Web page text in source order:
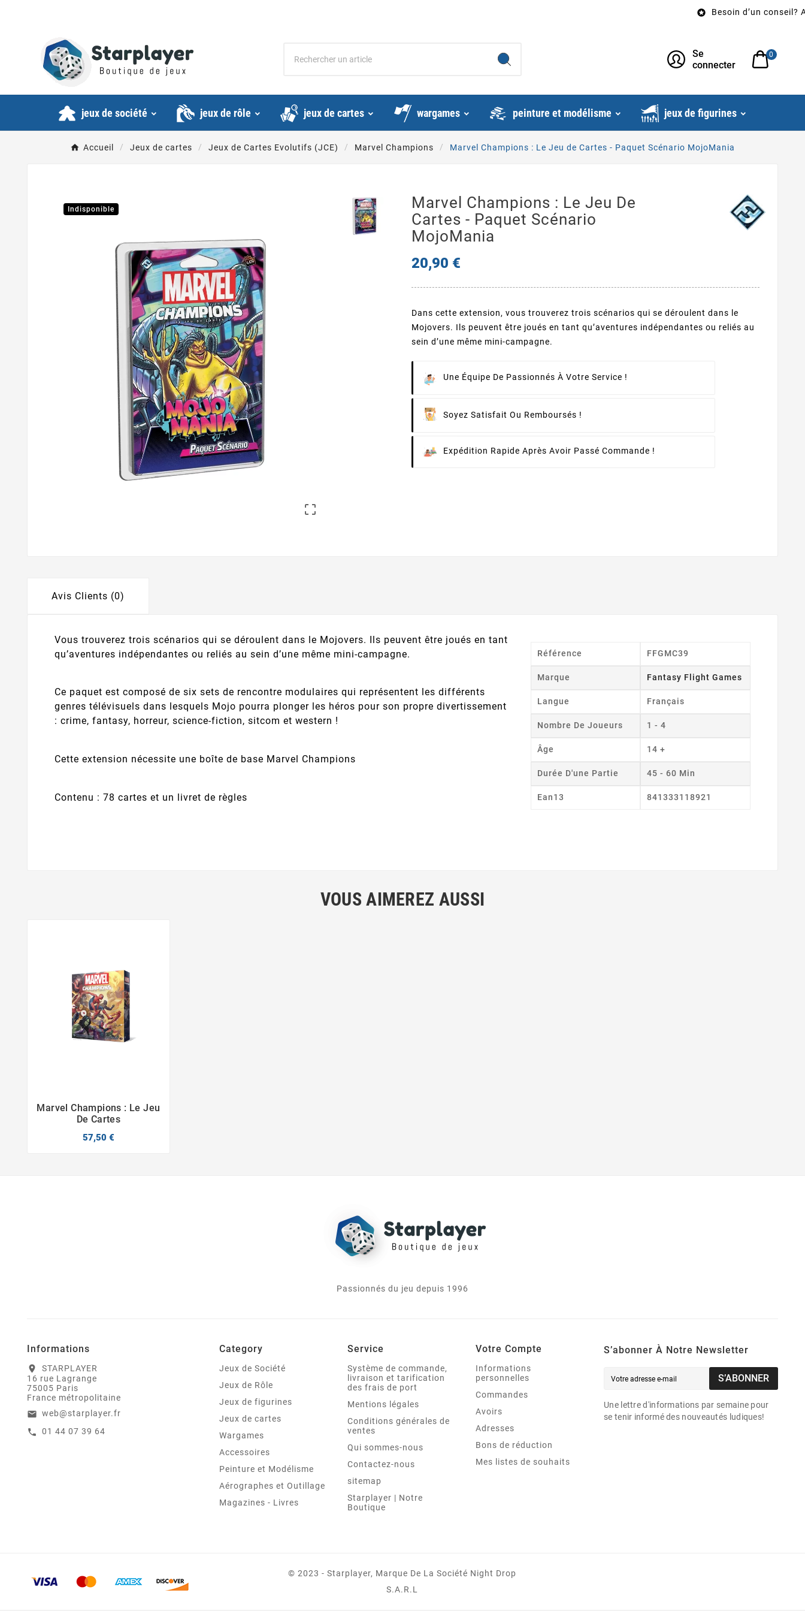
Besoin d’un conseil?
Se
connecter
0
jeux de société jeux de rôle jeux de cartes wargames peinture et modélisme jeux de figurines
Accueil Jeux de cartes Jeux de Cartes Evolutifs (JCE) Marvel Champions Marvel Champions : Le Jeu de Cartes - Paquet Scénario MojoMania
Indisponible

Marvel Champions : Le Jeu De
Cartes - Paquet Scénario
MojoMania
20,90 €
Dans cette extension, vous trouverez trois scénarios qui se déroulent dans le
Mojovers. Ils peuvent être joués en tant qu’aventures indépendantes ou reliés au
sein d’une même mini-campagne.
Une Équipe De Passionnés À Votre Service !
Soyez Satisfait Ou Remboursés !
Expédition Rapide Après Avoir Passé Commande !
Avis Clients (0)
Vous trouverez trois scénarios qui se déroulent dans le Mojovers. Ils peuvent être joués en tant
qu’aventures indépendantes ou reliés au sein d’une même mini-campagne.
Ce paquet est composé de six sets de rencontre modulaires qui représentent les différents
genres télévisuels dans lesquels Mojo pourra plonger les héros pour son propre divertissement
: crime, fantasy, horreur, science-fiction, sitcom et western !
Cette extension nécessite une boîte de base Marvel Champions
Contenu : 78 cartes et un livret de règles
Référence FFGMC39
Marque Fantasy Flight Games
Langue Français
Nombre De Joueurs 1 - 4
Âge 14 +
Durée D'une Partie 45 - 60 Min
Ean13 841333118921
VOUS AIMEREZ AUSSI
 
Marvel Champions : Le Jeu
De Cartes
57,50 €
Passionnés du jeu depuis 1996
Informations
location_on
STARPLAYER
16 rue Lagrange
75005 Paris
France métropolitaine
email web@starplayer.fr
call 01 44 07 39 64
Category
Jeux de Société
Jeux de Rôle
Jeux de figurines
Jeux de cartes
Wargames
Accessoires
Peinture et Modélisme
Aérographes et Outillage
Magazines - Livres
Service
Système de commande,
livraison et tarification
des frais de port
Mentions légales
Conditions générales de
ventes
Qui sommes-nous
Contactez-nous
sitemap
Starplayer | Notre
Boutique
Votre Compte
Informations
personnelles
Commandes
Avoirs
Adresses
Bons de réduction
Mes listes de souhaits
S’abonner À Notre Newsletter
S’ABONNER
Une lettre d'informations par semaine pour
se tenir informé des nouveautés ludiques!
© 2023 - Starplayer, Marque De La Société Night Drop
S.A.R.L